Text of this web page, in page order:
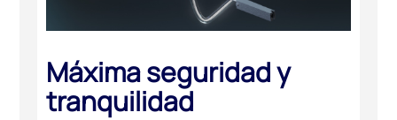
Máxima seguridad y
tranquilidad